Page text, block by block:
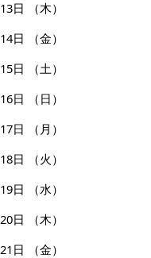
13日
（木）
14日
（金）
15日
（土）
16日
（日）
17日
（月）
18日
（火）
19日
（水）
20日
（木）
21日
（金）